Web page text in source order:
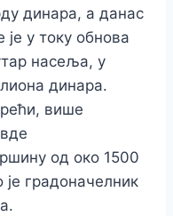
динара, а данас
је у току обнова
насеља, у
динара.
више
од око 1500
је градоначелник